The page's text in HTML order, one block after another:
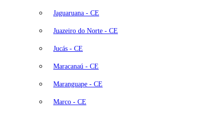
Jaguaruana - CE
Juazeiro do Norte - CE
Jucás - CE
Maracanaú - CE
Maranguape - CE
Marco - CE